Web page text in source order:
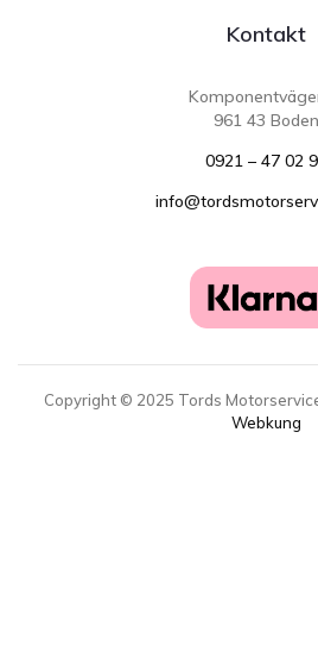
Kontakt
961 43 Boden
0921 – 47 02
Copyright © 2025 Tords
Webkung